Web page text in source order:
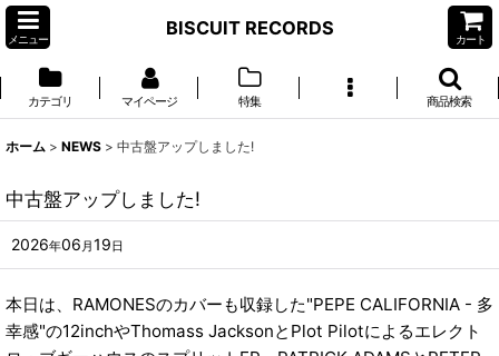
メニュー
BISCUIT RECORDS
カート
カテゴリ マイページ 特集 商品検索
ホーム > NEWS > 中古盤アップしました!
中古盤アップしました!
2026年06 月19日
本日は、RAMONESのカバーも収録した"PEPE CALIFORNIA - 多
幸感"の12inchやThomass JacksonとPlot Pilotによるエレクト